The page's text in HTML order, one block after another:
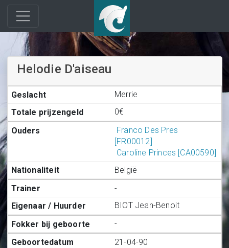
Helodie D'aiseau
Merrie
0€
Franco Des Pres
[FR00012]
Caroline Princes [CA00590]
België
-
BIOT Jean-Benoit
-
21-04-90